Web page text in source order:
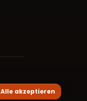
Alle akzeptieren